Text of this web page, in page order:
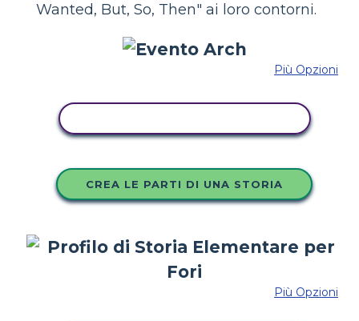
Wanted, But, So, Then" ai loro contorni.
Più Opzioni
CREA LE PARTI DI UNA STORIA
Più Opzioni